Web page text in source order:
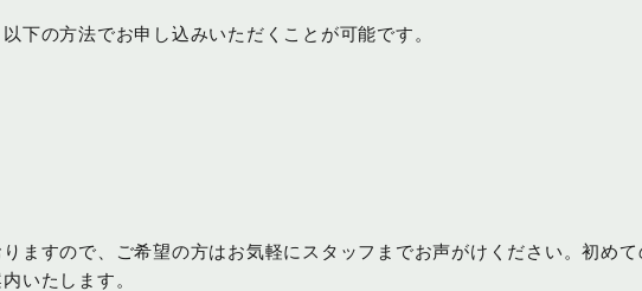
下の方法でお申し込みいただくことが可能です。
ますので、ご希望の方はお気軽にスタッフまでお声がけください。初め
いたします。